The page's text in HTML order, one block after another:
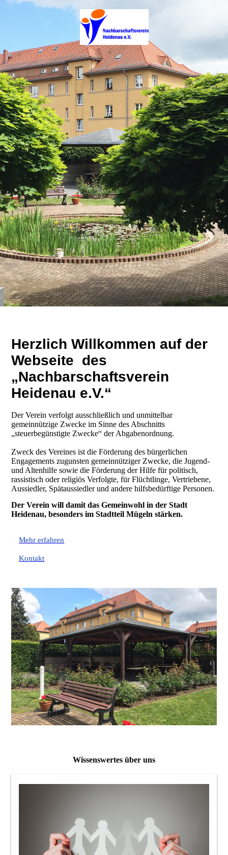
Herzlich Willkommen auf der
Webseite des
„Nachbarschafts­verein
Heidenau e.V.“
Der Verein verfolgt ausschließlich und unmittelbar
gemeinnützige Zwecke im Sinne des Abschnitts
„steuerbegünstigte Zwecke“ der Abgabenordnung.
Zweck des Vereines ist die Förderung des bürgerlichen
Engagements zugunsten gemeinnütziger Zwecke, die Jugend-
und Altenhilfe sowie die Förderung der Hilfe für politisch,
rassistisch oder religiös Verfolgte, für Flüchtlinge, Vertriebene,
Aussiedler, Spätaussiedler und andere hilfsbedürftige Personen.
Der Verein will damit das Gemeinwohl in der Stadt
Heidenau, besonders im Stadtteil Mügeln stärken.
Mehr erfahren
Kontakt
Wissenswertes über uns